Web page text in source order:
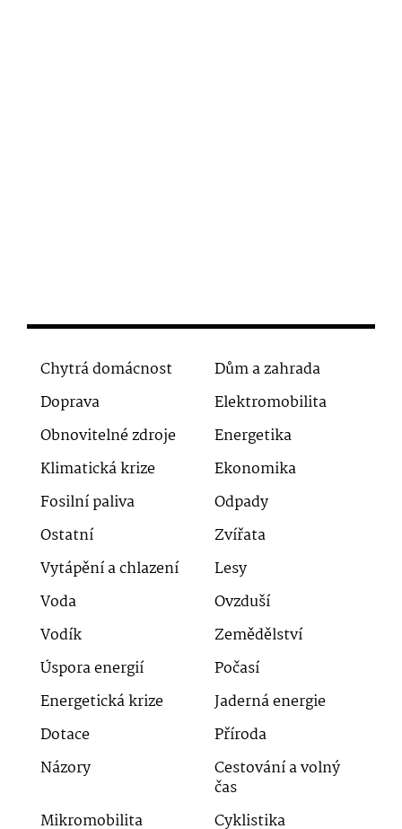
Chytrá domácnost
Dům a zahrada
Doprava
Elektromobilita
Obnovitelné zdroje
Energetika
Klimatická krize
Ekonomika
Fosilní paliva
Odpady
Ostatní
Zvířata
Vytápění a chlazení
Lesy
Voda
Ovzduší
Vodík
Zemědělství
Úspora energií
Počasí
Energetická krize
Jaderná energie
Dotace
Příroda
Názory
Cestování a volný
čas
Mikromobilita
Cyklistika